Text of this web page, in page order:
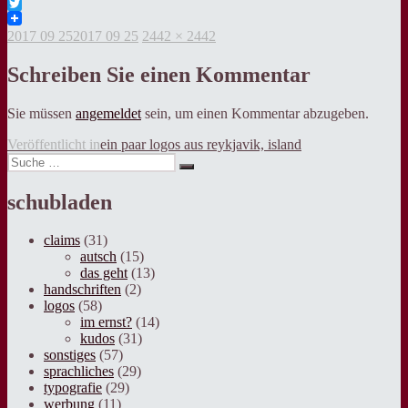
Twitter
Veröffentlicht
2017 09 252017 09 25 Volle
2442 × 2442
Schreiben Sie einen Kommentar
Sie müssen angemeldet sein, um einen Kommentar abzugeben.
Beitragsnavigation
Veröffentlicht inein paar logos aus reykjavik, island
Suche
nach:
Suche
schubladen
claims (31)
autsch (15)
das geht(13)
handschriften (2)
logos (58)
im ernst? (14)
kudos (31)
sonstiges (57)
sprachliches (29)
typografie (29)
werbung (11)